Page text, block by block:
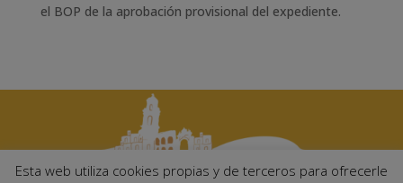
el BOP de la aprobación provisional del expediente.
Esta web utiliza cookies propias y de terceros para ofrecerle